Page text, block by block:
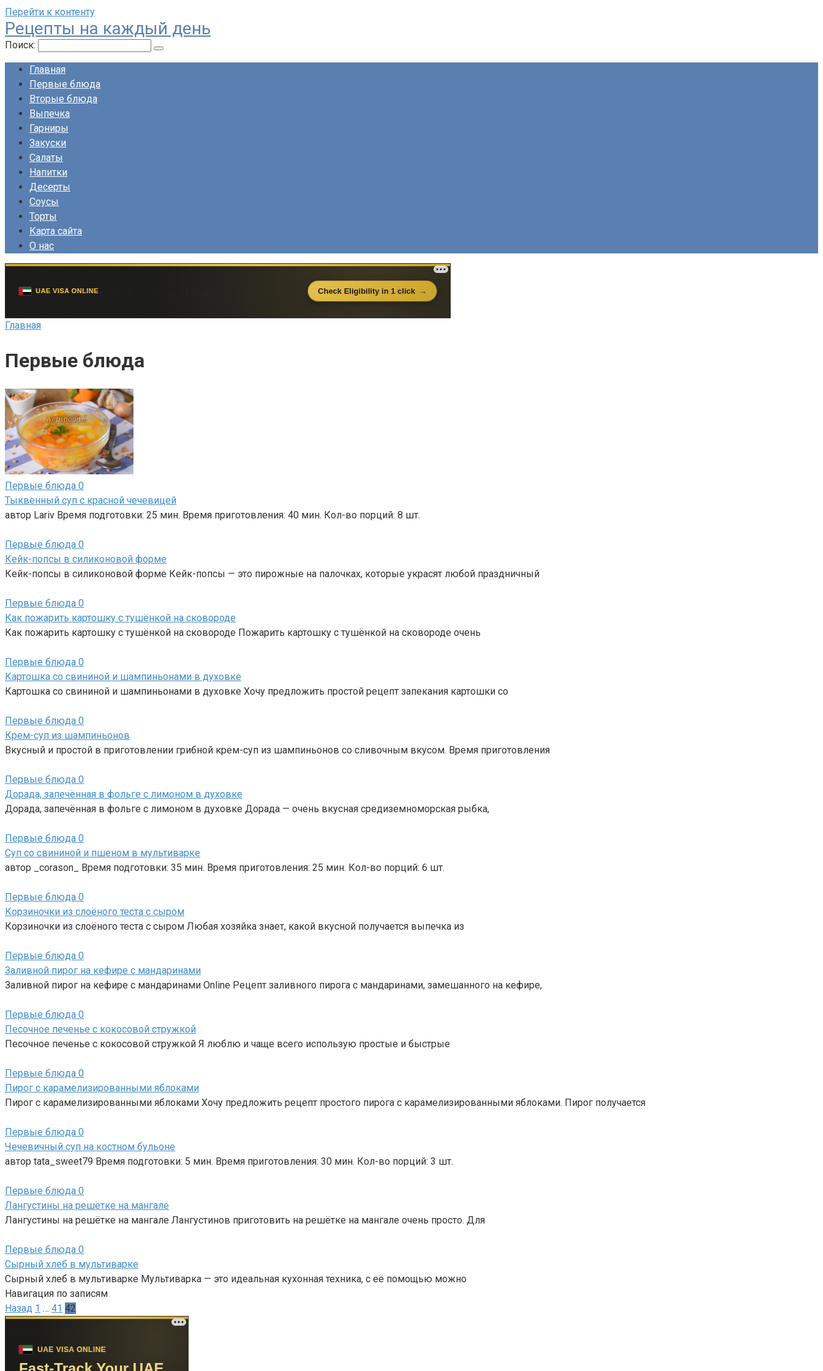
Перейти к контенту
Рецепты на каждый день
Поиск:
Главная
Первые блюда
Вторые блюда
Выпечка
Гарниры
Закуски
Салаты
Напитки
Десерты
Соусы
Торты
Карта сайта
О нас
Главная
Первые блюда
Первые блюда 0
Тыквенный суп с красной чечевицей
автор Lariv Время подготовки: 25 мин. Время приготовления: 40 мин. Кол-во порций: 8 шт.
Первые блюда 0
Кейк-попсы в силиконовой форме
Кейк-попсы в силиконовой форме Кейк-попсы — это пирожные на палочках, которые украсят любой праздничный
Первые блюда 0
Как пожарить картошку с тушёнкой на сковороде
Как пожарить картошку с тушёнкой на сковороде Пожарить картошку с тушёнкой на сковороде очень
Первые блюда 0
Картошка со свининой и шампиньонами в духовке
Картошка со свининой и шампиньонами в духовке Хочу предложить простой рецепт запекания картошки со
Первые блюда 0
Крем-суп из шампиньонов
Вкусный и простой в приготовлении грибной крем-суп из шампиньонов со сливочным вкусом. Время приготовления
Первые блюда 0
Дорада, запечённая в фольге с лимоном в духовке
Дорада, запечённая в фольге с лимоном в духовке Дорада — очень вкусная средиземноморская рыбка,
Первые блюда 0
Суп со свининой и пшеном в мультиварке
автор _corason_ Время подготовки: 35 мин. Время приготовления: 25 мин. Кол-во порций: 6 шт.
Первые блюда 0
Корзиночки из слоёного теста с сыром
Корзиночки из слоёного теста с сыром Любая хозяйка знает, какой вкусной получается выпечка из
Первые блюда 0
Заливной пирог на кефире с мандаринами
Заливной пирог на кефире с мандаринами Online Рецепт заливного пирога с мандаринами, замешанного на кефире,
Первые блюда 0
Песочное печенье с кокосовой стружкой
Песочное печенье с кокосовой стружкой Я люблю и чаще всего использую простые и быстрые
Первые блюда 0
Пирог с карамелизированными яблоками
Пирог с карамелизированными яблоками Хочу предложить рецепт простого пирога с карамелизированными яблоками. Пирог получается
Первые блюда 0
Чечевичный суп на костном бульоне
автор tata_sweet79 Время подготовки: 5 мин. Время приготовления: 30 мин. Кол-во порций: 3 шт.
Первые блюда 0
Лангустины на решётке на мангале
Лангустины на решётке на мангале Лангустинов приготовить на решётке на мангале очень просто. Для
Первые блюда 0
Сырный хлеб в мультиварке
Сырный хлеб в мультиварке Мультиварка — это идеальная кухонная техника, с её помощью можно
Навигация по записям
Назад 1 … 41 42